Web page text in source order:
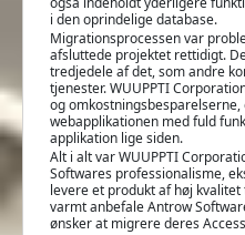
i den oprindelige database.
Migrationsprocessen var
afsluttede projektet rettidigt.
tredjedele af det, som andre
tjenester. WUUPPTI
og
webapplikationen med fuld
applikation lige siden.
Alt i alt var WUUPPTI
Softwares professionalisme,
levere et produkt af høj
varmt anbefale Antrow
ønsker at migrere deres